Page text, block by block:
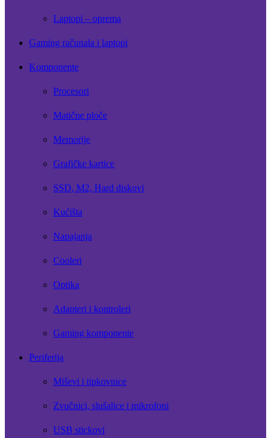
Laptopi – oprema
Gaming računala i laptopi
Komponente
Procesori
Matične ploče
Memorije
Grafičke kartice
SSD, M2, Hard diskovi
Kućišta
Napajanja
Cooleri
Optika
Adapteri i kontroleri
Gaming komponente
Periferija
Miševi i tipkovnice
Zvučnici, slušalice i mikrofoni
USB stickovi